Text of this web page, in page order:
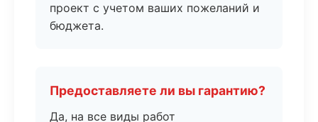
проект с учетом ваших пожеланий и
бюджета.
Предоставляете ли вы гарантию?
Да, на все виды работ